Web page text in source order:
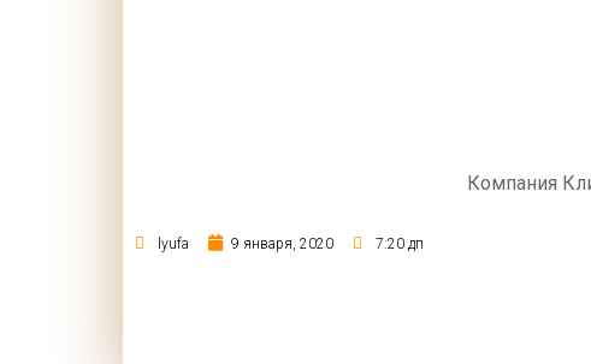
Компания
lyufa 9 января, 2020 7:20 дп